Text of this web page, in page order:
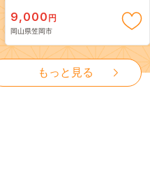
岡山 はくとう スイーツ フル
ーツ 果物 デザート 旬 モモ も
も 先行予約 送料無料 果物 岡
山県 笠岡市 清水白桃 白鳳 白
麗 クール便---
kasaoka_zsy_419_100---
9,000 円
岡山県笠岡市
もっと見る